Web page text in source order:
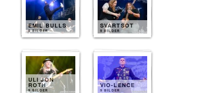
EMIL BULLS
9 BILDER
SVARTSOT
9 BILDER
ULI JON
ROTH
9 BILDER
VIO-LENCE
9 BILDER